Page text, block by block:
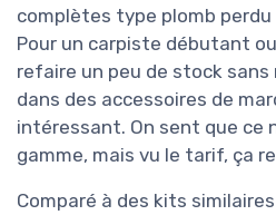
complètes type plomb perdu
Pour un carpiste débutant
refaire un peu de stock
dans des accessoires de
intéressant. On sent que ce
gamme, mais vu le tarif, ça
Comparé à des kits